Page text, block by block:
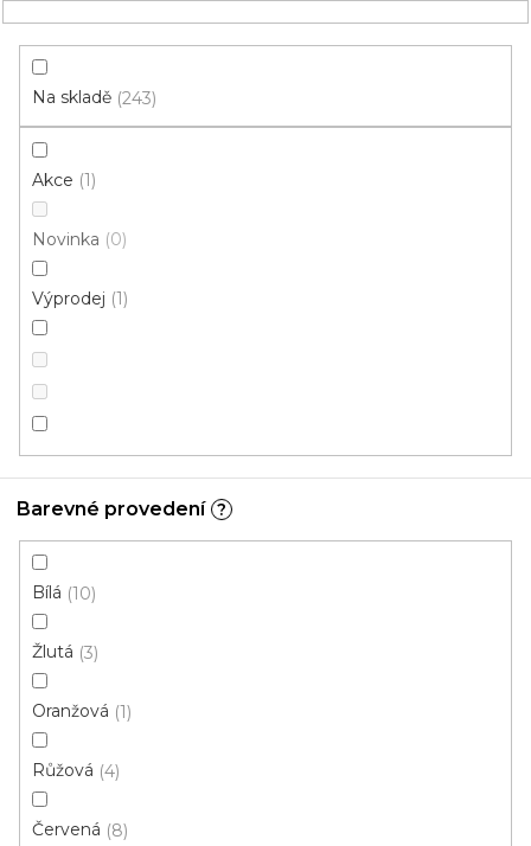
obsah
HLEDAT
NÁKUPNÍ
Kusové koberce
Vintage
a použití
stylu
Ostatní
Řadit podle:
ZAVŘÍT FILTR
Na skladě 243
Akce 1
Novinka 0
Výprodej 1
Barevné provedení ?
Bílá 10
Žlutá 3
Oranžová 1
Růžová 4
Červená 8